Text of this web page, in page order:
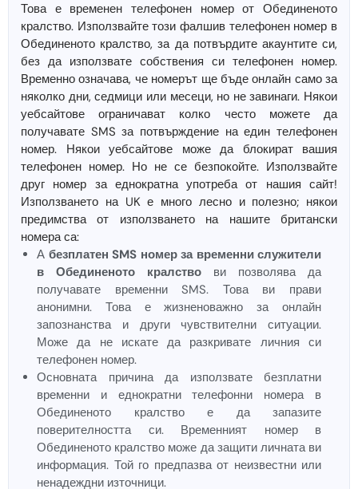
Това е временен телефонен номер от Обединеното
кралство. Използвайте този фалшив телефонен номер в
Обединеното кралство, за да потвърдите акаунтите си,
без да използвате собствения си телефонен номер.
Временно означава, че номерът ще бъде онлайн само за
няколко дни, седмици или месеци, но не завинаги. Някои
уебсайтове ограничават колко често можете да
получавате SMS за потвърждение на един телефонен
номер. Някои уебсайтове може да блокират вашия
телефонен номер. Но не се безпокойте. Използвайте
друг номер за еднократна употреба от нашия сайт!
Използването на UK е много лесно и полезно; някои
предимства от използването на нашите британски
номера са:
А безплатен SMS номер за временни служители
в Обединеното кралство ви позволява да
получавате временни SMS. Това ви прави
анонимни. Това е жизненоважно за онлайн
запознанства и други чувствителни ситуации.
Може да не искате да разкривате личния си
телефонен номер.
Основната причина да използвате безплатни
временни и еднократни телефонни номера в
Обединеното кралство е да запазите
поверителността си. Временният номер в
Обединеното кралство може да защити личната ви
информация. Той го предпазва от неизвестни или
ненадеждни източници.